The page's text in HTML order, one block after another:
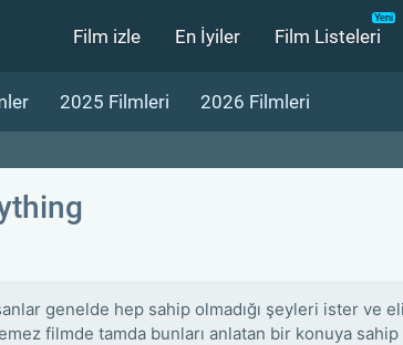
Film izle En İyiler Film Listeleri
2025 Filmleri 2026 Filmleri
genelde hep sahip olmadığı şeyleri ister ve
filmde tamda bunları anlatan bir konuya